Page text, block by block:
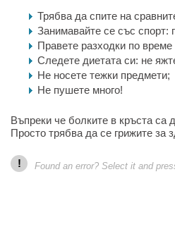
Трябва да спите на
Занимавайте се със спорт:
Правете разходки по време
Следете диетата си: не
Не носете тежки предмети;
Не пушете много!
Въпреки че болките в кръста са
Просто трябва да се грижите за
! Found an error? Select it and